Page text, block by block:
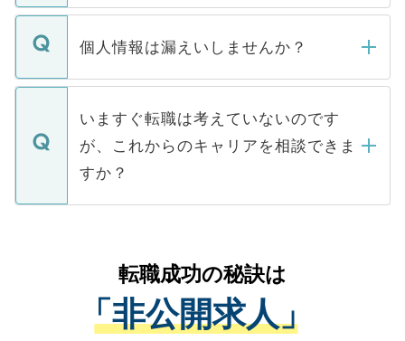
ません。
■応募殺到を避けるため 人気のある医療機
関を公にしてしまうと、応募が殺到する場
に、医療機関が求める条件に合った人材の
みを人材紹介会社に依頼するケースが増え
ています。
転職・入職を強要することは一切ありませ
ん。また、仮に応募先から内定をいただい
定を承諾する必要はありません。内定先へ
の辞退の連絡はキャリアパートナーが行い
個人情報は漏えいしませんか？
個人情報が漏えいすることはありませんの
で、ご安心ください。当サイトからの登録
などで収集したご登録者様の個人情報は、
ご本人のキャリアアップおよび転職活動の
支援を目的に使用いたします。お預かりし
ているすべての個人データはご本人の許可
は、個人情報の取り扱いについての厳密な
管理基準を満たした事業者のみに付与され
る、プライバシーマークを取得済みです。
いますぐ転職は考えていないのです
が、これからのキャリアを相談できま
すか？
かがいして、現在の医療機関の状況や紹介
経験をまじえながら、適切なアドバイスを
させていただきます。すぐにご転職をされ
ない方には、長期的なサポートが可能です
転職成功の秘訣は
「非公開求人」